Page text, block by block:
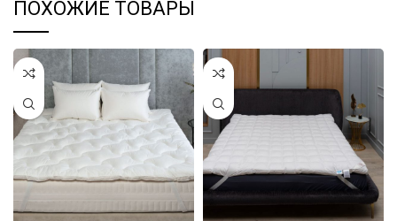
ПОХОЖИЕ ТОВАРЫ